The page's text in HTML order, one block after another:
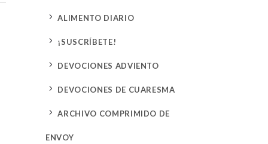
5 ALIMENTO DIARIO
5 ¡SUSCRÍBETE!
5 DEVOCIONES ADVIENTO
5 DEVOCIONES DE CUARESMA
5 ARCHIVO COMPRIMIDO DE
ENVOY